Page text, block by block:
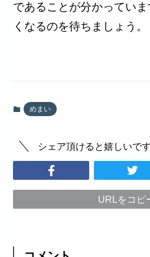
であることが分かってい
くなるのを待ちましょう。
めまい
シェア頂けると嬉しいで
URLをコピ